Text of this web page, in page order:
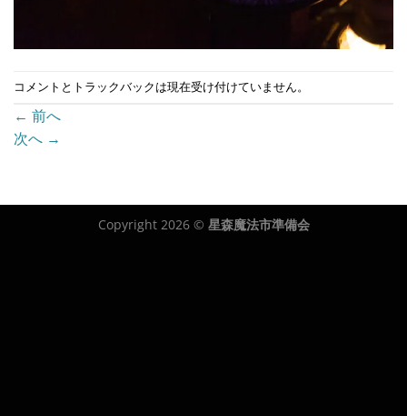
コメントとトラックバックは現在受け付けていません。
← 前へ
次へ →
Copyright 2026 © 星森魔法市準備会